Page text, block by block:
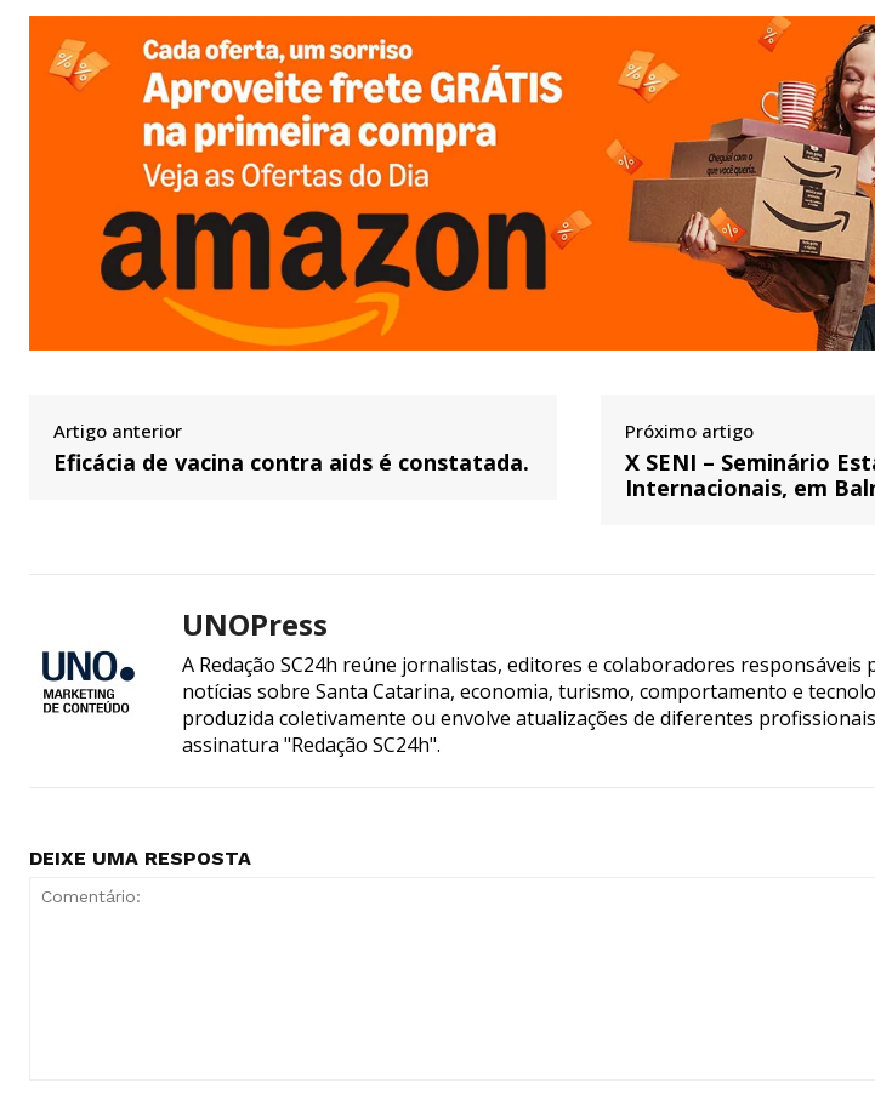
Artigo anterior
Eficácia de vacina contra aids é constatada.
Próximo artigo
X SENI – Seminário
Internacionais, em
UNOPress
A Redação SC24h reúne jornalistas, editores e colaboradores responsáveis
notícias sobre Santa Catarina, economia, turismo, comportamento e
produzida coletivamente ou envolve atualizações de diferentes
assinatura "Redação SC24h".
DEIXE UMA RESPOSTA